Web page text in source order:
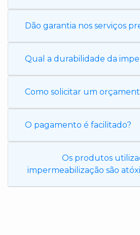
Dão garantia nos serviços
Qual a durabilidade da
Como solicitar um
O pagamento é facilitado?
Os produtos
impermeabilização são